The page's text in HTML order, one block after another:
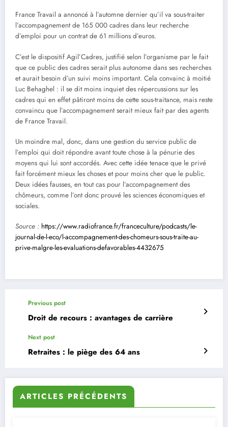
France Travail a annoncé à l’automne dernier qu’il va sous-traiter
l’accompagnement de 165 000 cadres dans leur recherche
d’emploi pour un contrat de 61 millions d’euros.
C’est le dispositif Agil’Cadres, justifié selon l’organisme par le fait
que ce public des cadres serait plus autonome dans ses recherches
et aurait besoin d’un suivi moins important. Cela convainc à moitié
Luc Behaghel : il se dit moins inquiet des répercussions sur les
cadres qui en effet pâtiront moins de cette sous-traitance, mais reste
convaincu que l’accompagnement serait mieux fait par des agents
de France Travail.
Un moindre mal, donc, dans une gestion du service public de
l’emploi qui doit répondre avant toute chose à la pénurie des
moyens qui lui sont accordés. Avec cette idée tenace que le privé
fait forcément mieux les choses et pour moins cher que le public.
Deux idées fausses, en tout cas pour l’accompagnement des
chômeurs, comme l’ont donc prouvé les sciences économiques et
sociales.
Source : https://www.radiofrance.fr/franceculture/podcasts/le-
journal-de-l-eco/l-accompagnement-des-chomeurs-sous-traite-au-
prive-malgre-les-evaluations-defavorables-4432675
Previous post
Droit de recours : avantages de carrière
Next post
Retraites : le piège des 64 ans
ARTICLES PRÉCÉDENTS